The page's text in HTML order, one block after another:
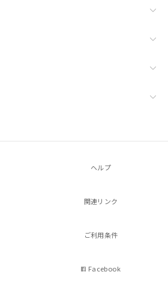
ヘルプ
関連リンク
ご利用条件
Facebook